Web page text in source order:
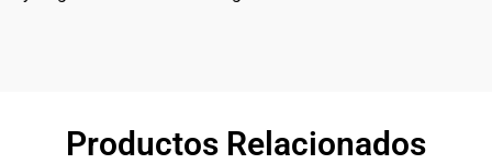
Productos Relacionados